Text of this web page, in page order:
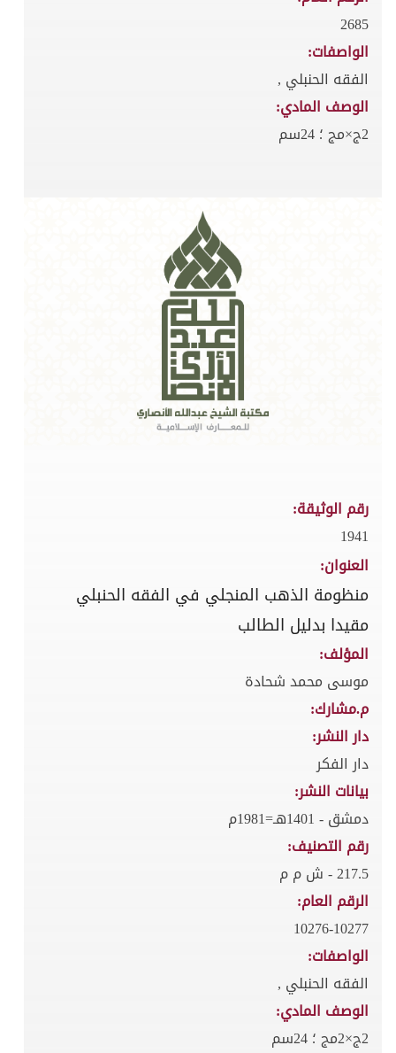
2685
الواصفات:
الفقه الحنبلي ,
الوصف المادي:
2ج×مج ؛ 24سم
رقم الوثيقة:
1941
العنوان:
منظومة الذهب المنجلي في الفقه الحنبلي
مقيدا بدليل الطالب
المؤلف:
موسى محمد شحادة
م.مشارك:
دار النشر:
دار الفكر
بيانات النشر:
دمشق - 1401هـ=1981م
رقم التصنيف:
217.5 - ش م م
الرقم العام:
10276-10277
الواصفات:
الفقه الحنبلي ,
الوصف المادي:
2ج×2مج ؛ 24سم